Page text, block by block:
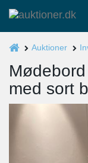
Auktioner
med sort